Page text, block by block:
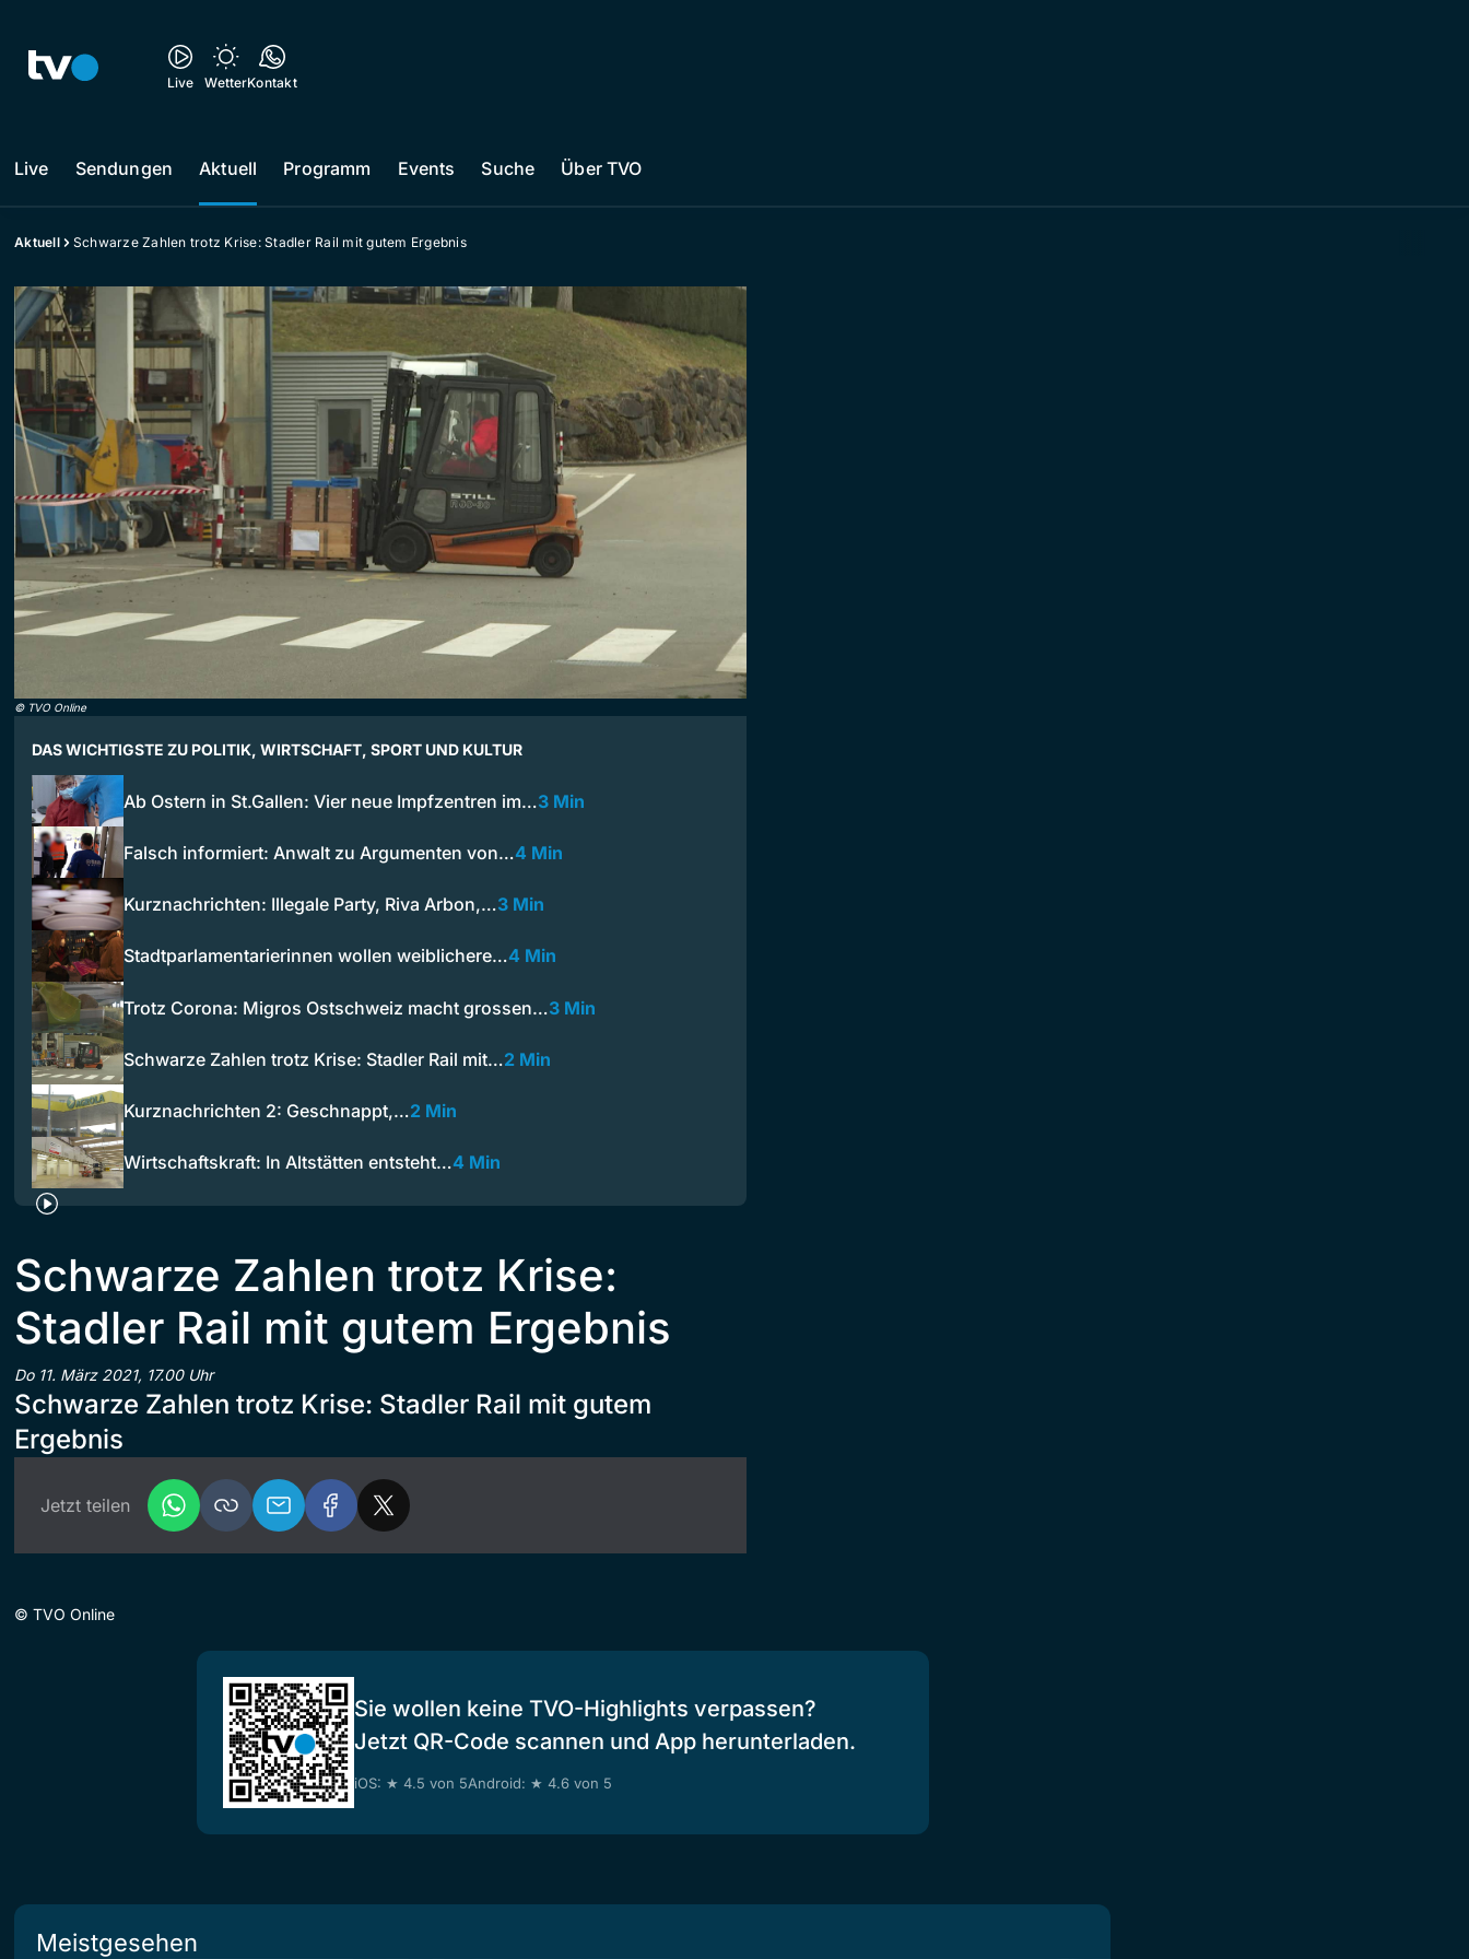
Live WetterKontakt
Live Sendungen Aktuell Programm Events Suche Über TVO
Aktuell Schwarze Zahlen trotz Krise: Stadler Rail mit gutem Ergebnis
© TVO Online
DAS WICHTIGSTE ZU POLITIK, WIRTSCHAFT, SPORT UND KULTUR
Ab Ostern in St.Gallen: Vier neue Impfzentren im…3 Min
Falsch informiert: Anwalt zu Argumenten von…4 Min
Kurznachrichten: Illegale Party, Riva Arbon,…3 Min
Stadtparlamentarierinnen wollen weiblichere…4 Min
Trotz Corona: Migros Ostschweiz macht grossen…3 Min
Schwarze Zahlen trotz Krise: Stadler Rail mit…2 Min
Kurznachrichten 2: Geschnappt,…2 Min
Wirtschaftskraft: In Altstätten entsteht…4 Min
Schwarze Zahlen trotz Krise:
Stadler Rail mit gutem Ergebnis
Do 11. März 2021, 17.00 Uhr
Schwarze Zahlen trotz Krise: Stadler Rail mit gutem
Ergebnis
Jetzt teilen
© TVO Online
Sie wollen keine TVO-Highlights verpassen?
Jetzt QR-Code scannen und App herunterladen.
iOS: ★ 4.5 von 5Android: ★ 4.6 von 5
Meistgesehen